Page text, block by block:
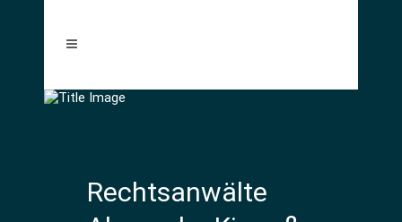
Rechtsanwälte